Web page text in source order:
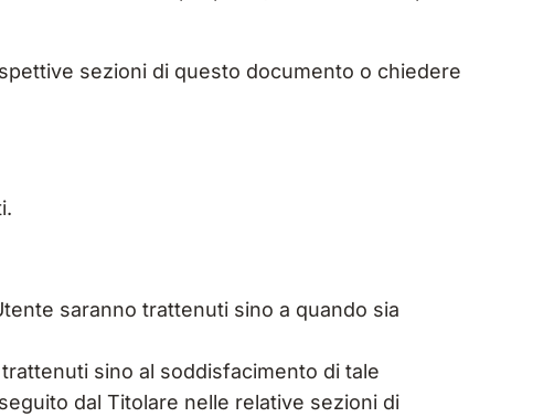
sezioni di questo documento o chiedere
saranno trattenuti sino a quando sia
sino al soddisfacimento di tale
dal Titolare nelle relative sezioni di